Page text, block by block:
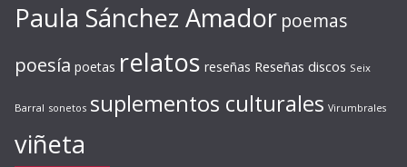
Paula Sánchez Amador poemas
poesía poetas relatos reseñas Reseñas discos Seix
Barral sonetos suplementos culturales Virumbrales
viñeta